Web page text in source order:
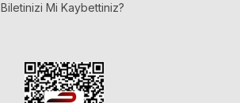
Biletinizi Mi Kaybettiniz?